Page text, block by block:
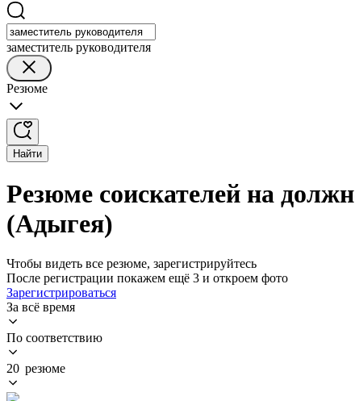
заместитель руководителя
Резюме
Найти
Резюме соискателей на
(Адыгея)
Чтобы видеть все резюме, зарегистрируйтесь
После регистрации покажем ещё 3 и откроем фото
Зарегистрироваться
За всё время
По соответствию
20 резюме